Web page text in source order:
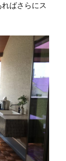
ばさらにス